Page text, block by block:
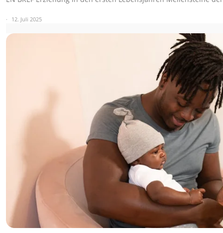
12. Juli 2025